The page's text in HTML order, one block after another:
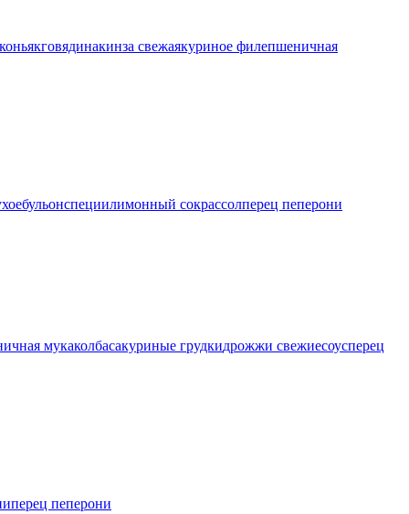
коньякговядинакинза свежаякуриное филепшеничная
бульонспециилимонный сокрассолперец пеперони
мукаколбасакуриные грудкидрожжи свежиесоусперец
перец пеперони